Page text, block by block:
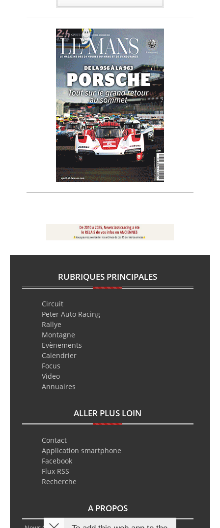
RUBRIQUES PRINCIPALES
Circuit
Peter Auto Racing
Rallye
Montagne
Evènements
Calendrier
Focus
Video
Annuaires
ALLER PLUS LOIN
Contact
Application smartphone
Facebook
Flux RSS
Recherche
A PROPOS